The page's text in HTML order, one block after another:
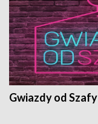
Gwiazdy od Szafy